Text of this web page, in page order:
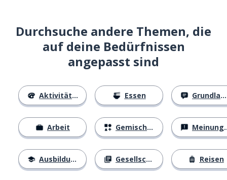
Durchsuche andere Themen, die
auf deine Bedürfnissen
angepasst sind
Aktivitäten
Arbeit
Ausbildung
Essen
Gemischtes
Gesellschaft
Grundlagen
Meinungen
Reisen